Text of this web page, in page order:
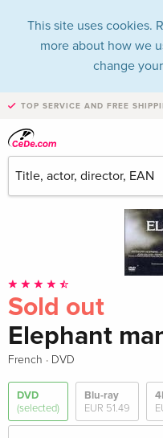
This site uses cookies.
more about how we
change
TOP SERVICE AND FREE
Sold out
Elephant
French · DVD
DVD
(selected)
Blu-ray
EUR 51.49